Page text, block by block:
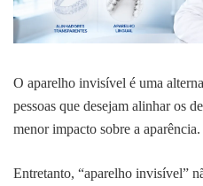
O aparelho invisível é uma
pessoas que desejam alinhar os
menor impacto sobre a aparência.
Entretanto, “aparelho invisível”